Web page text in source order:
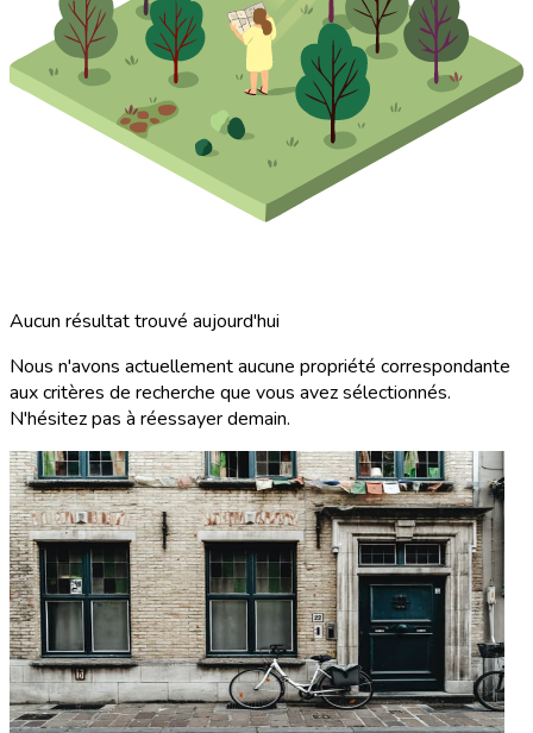
Aucun résultat trouvé aujourd'hui
Nous n'avons actuellement aucune propriété correspondante
aux critères de recherche que vous avez sélectionnés.
N'hésitez pas à réessayer demain.